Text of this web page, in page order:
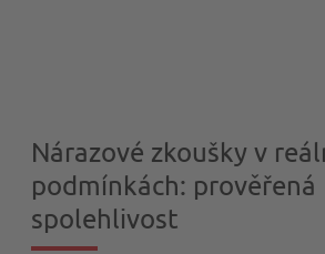
Nárazové zkoušky v
podmínkách: prověřená
spolehlivost